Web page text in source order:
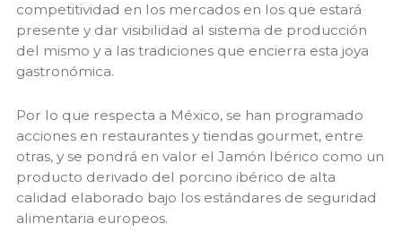
competitividad en los mercados en los que estará
presente y dar visibilidad al sistema de producción
del mismo y a las tradiciones que encierra esta joya
gastronómica.
Por lo que respecta a México, se han programado
acciones en restaurantes y tiendas gourmet, entre
otras, y se pondrá en valor el Jamón Ibérico como un
producto derivado del porcino ibérico de alta
calidad elaborado bajo los estándares de seguridad
alimentaria europeos.